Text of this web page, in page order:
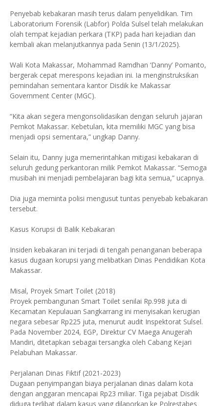
Penyebab kebakaran masih terus dalam penyelidikan. Tim
Laboratorium Forensik (Labfor) Polda Sulsel telah melakukan
olah tempat kejadian perkara (TKP) pada hari kejadian dan
kembali akan melanjutkannya pada Senin (13/1/2025).
Wali Kota Makassar, Mohammad Ramdhan ‘Danny’ Pomanto,
bergerak cepat merespons kejadian ini. Ia menginstruksikan
pemindahan sementara kantor Disdik ke Makassar
Government Center (MGC).
“Kita akan segera mengonsolidasikan dengan seluruh jajaran
Pemkot Makassar. Kebetulan, kita memiliki MGC yang bisa
menjadi opsi sementara,” ungkap Danny.
Selain itu, Danny juga memerintahkan mitigasi kebakaran di
seluruh gedung perkantoran milik Pemkot Makassar. “Semoga
musibah ini menjadi pembelajaran bagi kita semua,” ucapnya.
Dia juga meminta polisi mengusut tuntas penyebab kebakaran
tersebut.
Kasus Korupsi di Balik Kebakaran
Insiden kebakaran ini terjadi di tengah penanganan beberapa
kasus dugaan korupsi yang melibatkan Dinas Pendidikan Kota
Makassar.
Misal, Proyek Smart Toilet (2018)
Proyek pembangunan Smart Toilet senilai Rp.998 juta di
Kecamatan Kepulauan Sangkarrang ini menyisakan kerugian
negara sebesar Rp225 juta, menurut audit Inspektorat Sulsel.
Pada November 2024, EGP, Direktur CV Maega Anugerah
Mandiri, ditetapkan sebagai tersangka oleh Cabang Kejari
Pelabuhan Makassar.
Perjalanan Dinas Fiktif (2021-2023)
Dugaan penyimpangan biaya perjalanan dinas dalam kota
dengan anggaran mencapai Rp23 miliar. Tiga pejabat Disdik
diduga terlibat dalam kasus yang dilaporkan ke Polrestabes